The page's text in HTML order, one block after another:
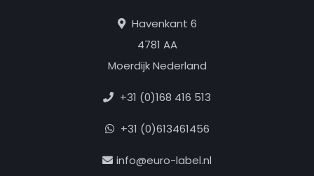
Havenkant 6
4781 AA
Moerdijk Nederland
+31 (0)168 416 513
+31 (0)613461456
info@euro-label.nl